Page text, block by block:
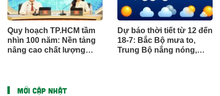
Quy hoạch TP.HCM tầm
nhìn 100 năm: Nền tảng
nâng cao chất lượng
Dự báo thời tiết từ 12 đến
18-7: Bắc Bộ mưa to,
Trung Bộ nắng nóng,
MỚI CẬP NHẬT